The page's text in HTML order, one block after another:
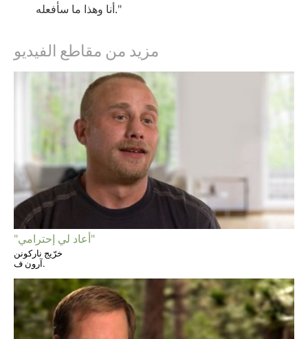
أنا وهذا ما سأفعله."
مزيد من مقاطع الفيديو
"أعاد لي إحترامي"
خرّيج ناركونن
آرون ف.